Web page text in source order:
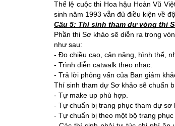
Thể lệ cuộc thi Hoa hậu Hoàn Vũ
sinh năm 1993 vẫn đủ điều kiện về
Câu 5: Thí sinh tham dự vòng thi
Phần thi Sơ khảo sẽ diễn ra trong
như sau:
- Đo chiều cao, cân nặng, hình thể,
- Trình diễn catwalk theo nhạc.
- Trả lời phỏng vấn của Ban giám
Thí sinh tham dự Sơ khảo sẽ chuẩn
- Tự make up phù hợp.
- Tự chuẩn bị trang phục tham dự sơ
- Tự chuẩn bị theo một bộ trang phục